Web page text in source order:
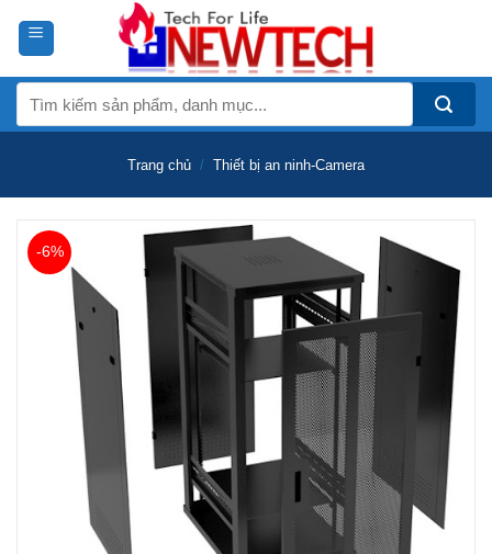
kiếm:
Trang chủ / Thiết bị an ninh-Camera
-6%